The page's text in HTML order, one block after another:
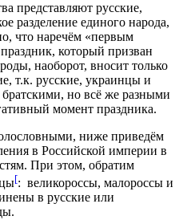
представляют русские,
разделение единого народа,
что наречём «первым
который призван
наоборот, вносит только
т.к. русские, украинцы и
но всё же разными
момент праздника.
ниже приведём
в Российской империи в
При этом, обратим
[: великороссы, малороссы и
в русские или